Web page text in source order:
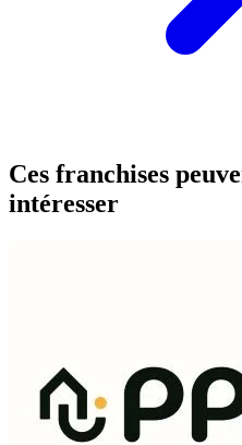
Ces franchises
intéresser